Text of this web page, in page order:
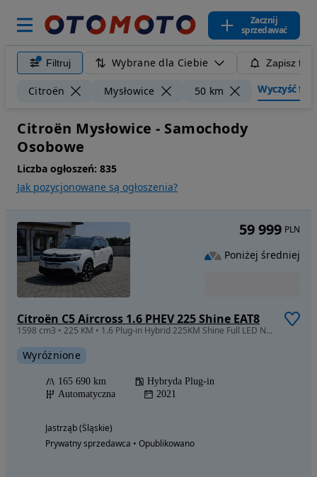
Zacznij
sprzedawać
Filtruj Wybrane dla Ciebie Zapisz
Citroën Mysłowice 50 km Wyczyść
Citroën Mysłowice - Samochody
Osobowe
Liczba ogłoszeń: 835
Jak pozycjonowane są ogłoszenia?
Citroën C5 Aircross 1.6 PHEV 225 Shine EAT8
1598 cm3 • 225 KM • 1.6 Plug-in Hybrid 225KM Shine Full LED Navi Kamery 360 Tempomat ACC
Wyróżnione
165 690 km
Hybryda Plug-in
Automatyczna
2021
Jastrząb (Śląskie)
Prywatny sprzedawca • Opublikowano
59 999 PLN
Poniżej średniej